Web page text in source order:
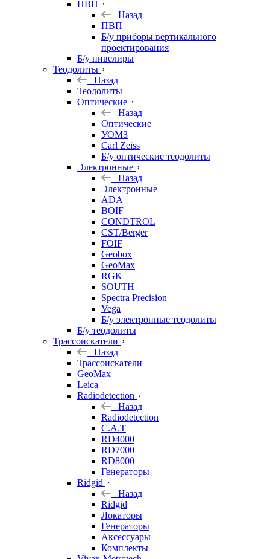
ПВП
Назад
ПВП
Б/у приборы вертикального
проектирования
Б/у нивелиры
Теодолиты
Назад
Теодолиты
Оптические
Назад
Оптические
УОМЗ
Carl Zeiss
Б/у оптические теодолиты
Электронные
Назад
Электронные
ADA
BOIF
CONDTROL
CST/Berger
FOIF
Geobox
GeoMax
RGK
SOUTH
Spectra Precision
Vega
Б/у электронные теодолиты
Б/у теодолиты
Трассоискатели
Назад
Трассоискатели
GeoMax
Leica
Radiodetection
Назад
Radiodetection
C.A.T
RD4000
RD7000
RD8000
Генераторы
Ridgid
Назад
Ridgid
Локаторы
Генераторы
Аксессуары
Комплекты